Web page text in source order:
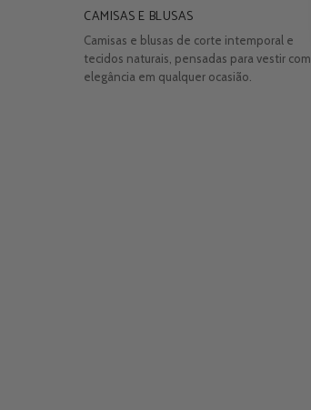
CAMISAS E BLUSAS
Camisas e blusas de corte intemporal e
tecidos naturais, pensadas para vestir com
elegância em qualquer ocasião.